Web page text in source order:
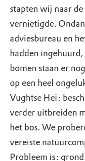
stapten wij naar
vernietigde.
adviesbureau en
hadden
bomen staan er
op een heel
Vughtse Hei:
verder uitbreiden
het bos. We
vereiste
Probleem is: